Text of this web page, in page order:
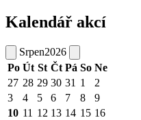
Kalendář akcí
Srpen2026
Po Út St Čt Pá So Ne
27 28 29 30 31 1
2
3
4 5 6 7 8
9
10 11 12 13 14 15 16